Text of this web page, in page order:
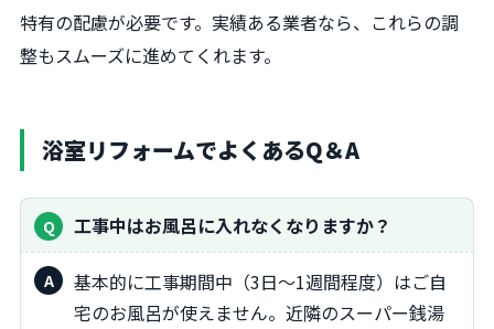
特有の配慮が必要です。実績ある業者なら、これらの調
整もスムーズに進めてくれます。
浴室リフォームでよくあるQ＆A
工事中はお風呂に入れなくなりますか？
基本的に工事期間中（3日～1週間程度）はご自
宅のお風呂が使えません。近隣のスーパー銭湯